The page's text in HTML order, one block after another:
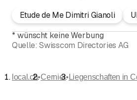
Etude de Me Dimitri Gianoli
*wünscht keine Werbung
Quelle: Swisscom Directories AG
local.ch•Cernier• Liegenschaften in